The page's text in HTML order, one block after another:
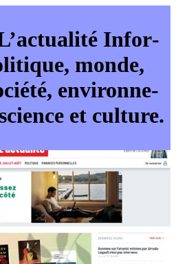
Infor­
monde,
en­viron­ne­
et culture.